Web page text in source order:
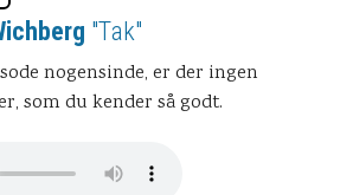
"Tak"
nogensinde, er der ingen
som du kender så godt.